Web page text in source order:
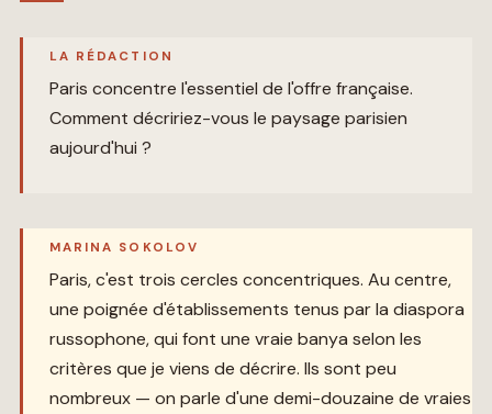
LA RÉDACTION
Paris concentre l'essentiel de l'offre française.
Comment décririez-vous le paysage parisien
aujourd'hui ?
MARINA SOKOLOV
Paris, c'est trois cercles concentriques. Au centre,
une poignée d'établissements tenus par la diaspora
russophone, qui font une vraie banya selon les
critères que je viens de décrire. Ils sont peu
nombreux — on parle d'une demi-douzaine de vraies